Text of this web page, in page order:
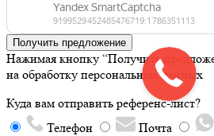
Получить предложение
Нажимая кнопку “Получить
на обработку персональных данных
Куда вам отправить референс-лист?
Телефон
Почта